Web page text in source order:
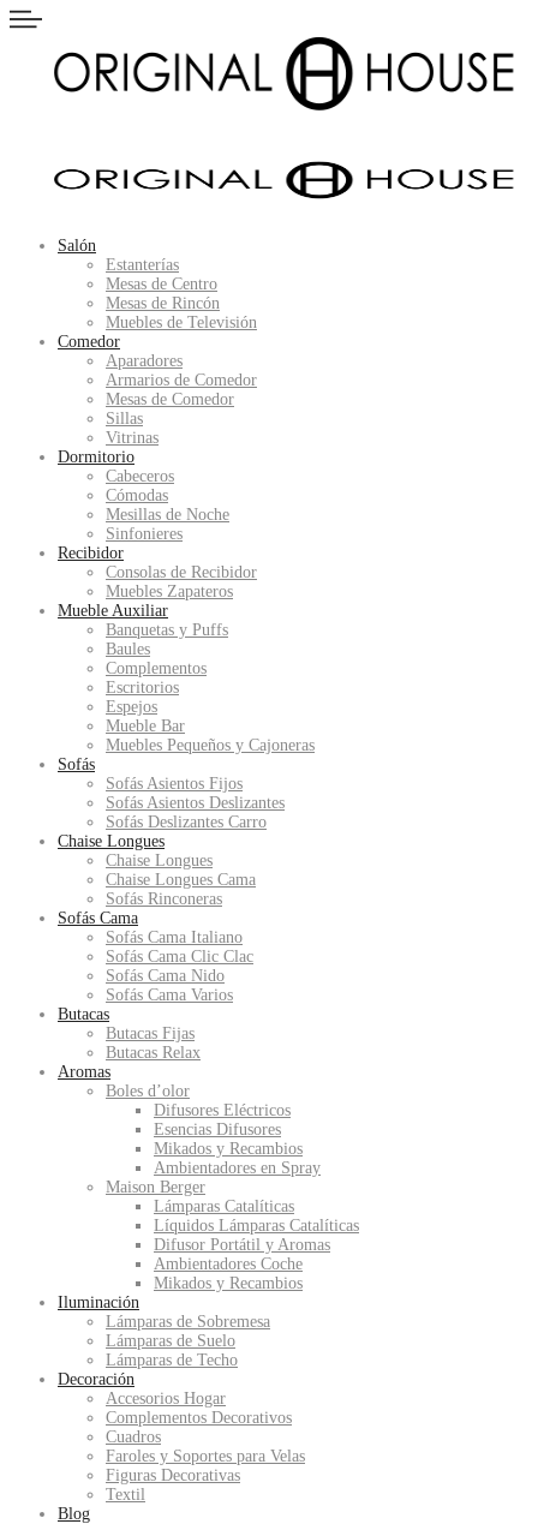
Salón
Estanterías
Mesas de Centro
Mesas de Rincón
Muebles de Televisión
Comedor
Aparadores
Armarios de Comedor
Mesas de Comedor
Sillas
Vitrinas
Dormitorio
Cabeceros
Cómodas
Mesillas de Noche
Sinfonieres
Recibidor
Consolas de Recibidor
Muebles Zapateros
Mueble Auxiliar
Banquetas y Puffs
Baules
Complementos
Escritorios
Espejos
Mueble Bar
Muebles Pequeños y Cajoneras
Sofás
Sofás Asientos Fijos
Sofás Asientos Deslizantes
Sofás Deslizantes Carro
Chaise Longues
Chaise Longues
Chaise Longues Cama
Sofás Rinconeras
Sofás Cama
Sofás Cama Italiano
Sofás Cama Clic Clac
Sofás Cama Nido
Sofás Cama Varios
Butacas
Butacas Fijas
Butacas Relax
Aromas
Boles d’olor
Difusores Eléctricos
Esencias Difusores
Mikados y Recambios
Ambientadores en Spray
Maison Berger
Lámparas Catalíticas
Líquidos Lámparas Catalíticas
Difusor Portátil y Aromas
Ambientadores Coche
Mikados y Recambios
Iluminación
Lámparas de Sobremesa
Lámparas de Suelo
Lámparas de Techo
Decoración
Accesorios Hogar
Complementos Decorativos
Cuadros
Faroles y Soportes para Velas
Figuras Decorativas
Textil
Blog